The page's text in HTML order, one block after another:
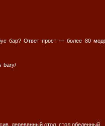
бар? Ответ прост — более 80
bary/
деревянный стол, стол обеденный